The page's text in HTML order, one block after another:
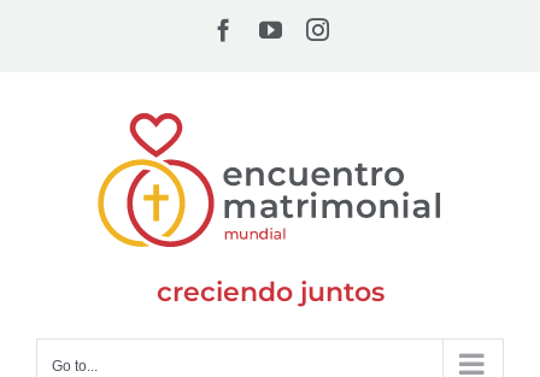
Facebook
YouTubeInstagram
creciendo juntos
Go to...